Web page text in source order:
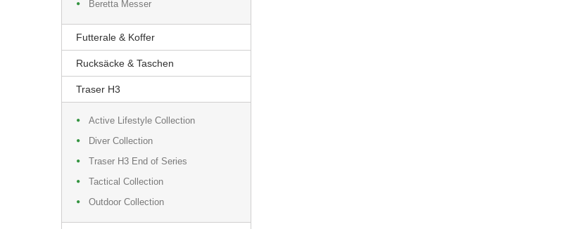
Beretta Messer
Futterale & Koffer
Rucksäcke & Taschen
Traser H3
Active Lifestyle Collection
Diver Collection
Traser H3 End of Series
Tactical Collection
Outdoor Collection